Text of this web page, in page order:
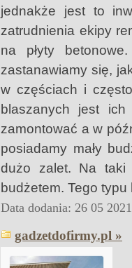
jednakże jest to
zatrudnienia ekipy
na płyty
zastanawiamy się,
w częściach i
blaszanych jest
zamontować a w
posiadamy mały
dużo zalet. Na taki
budżetem. Tego
Data dodania: 26 05
gadzetdofirmy.pl »